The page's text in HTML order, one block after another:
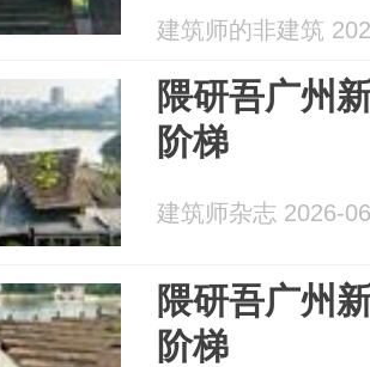
消失……
建筑师的非建筑
隈研吾广州
阶梯
建筑师杂志 2026-
隈研吾广州
阶梯